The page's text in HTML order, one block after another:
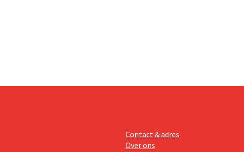
Contact & adres
Over ons